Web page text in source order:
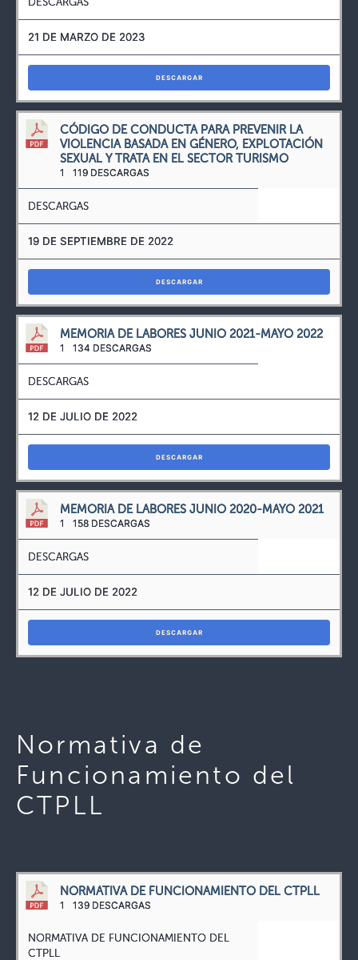
21 DE MARZO DE 2023
DESCARGAR
CÓDIGO DE CONDUCTA PARA PREVENIR LA
VIOLENCIA BASADA EN GÉNERO, EXPLOTACIÓN
SEXUAL Y TRATA EN EL SECTOR TURISMO
1 119 DESCARGAS
DESCARGAS
19 DE SEPTIEMBRE DE 2022
DESCARGAR
MEMORIA DE LABORES JUNIO 2021-MAYO 2022
1 134 DESCARGAS
DESCARGAS
12 DE JULIO DE 2022
DESCARGAR
MEMORIA DE LABORES JUNIO 2020-MAYO 2021
1 158 DESCARGAS
DESCARGAS
12 DE JULIO DE 2022
DESCARGAR
Normativa de
Funcionamiento del
CTPLL
NORMATIVA DE FUNCIONAMIENTO DEL CTPLL
1 139 DESCARGAS
NORMATIVA DE FUNCIONAMIENTO DEL
CTPLL